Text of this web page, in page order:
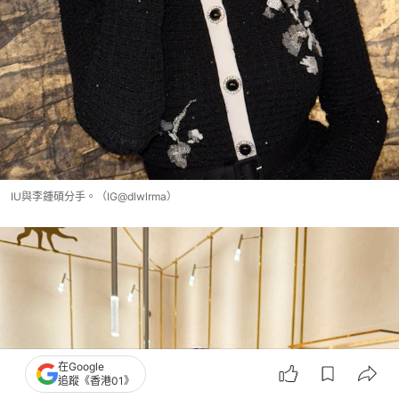
IU與李鍾碩分手。（IG@dlwlrma）
在Google
追蹤《香港01》